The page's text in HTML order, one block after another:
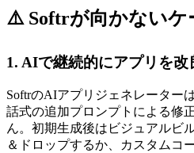
⚠️ Softrが向かないケ
1. AIで継続的にアプリを
SoftrのAIアプリジェネレーター
話式の追加プロンプトによる修
ん。初期生成後はビジュアルビ
＆ドロップするか、カスタムコ